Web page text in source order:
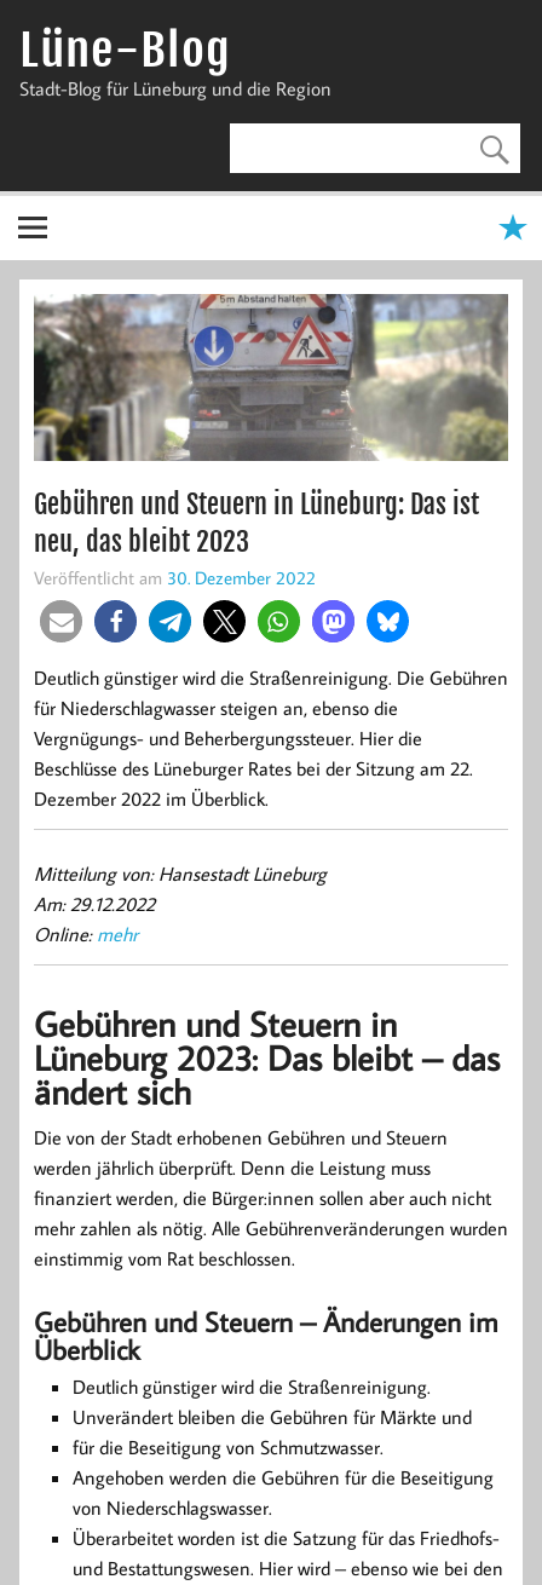
InhaltLüne-Blog
Stadt-Blog für Lüneburg und die Region
Gebühren und Steuern in Lüneburg: Das ist
neu, das bleibt 2023
Veröffentlicht am 30. Dezember 2022
Deutlich günstiger wird die Straßenreinigung. Die Gebühren
für Niederschlagwasser steigen an, ebenso die
Vergnügungs- und Beherbergungssteuer. Hier die
Beschlüsse des Lüneburger Rates bei der Sitzung am 22.
Dezember 2022 im Überblick.
Mitteilung von: Hansestadt Lüneburg
Am: 29.12.2022
Online: mehr
Gebühren und Steuern in
Lüneburg 2023: Das bleibt – das
ändert sich
Die von der Stadt erhobenen Gebühren und Steuern
werden jährlich überprüft. Denn die Leistung muss
finanziert werden, die Bürger:innen sollen aber auch nicht
mehr zahlen als nötig. Alle Gebührenveränderungen wurden
einstimmig vom Rat beschlossen.
Gebühren und Steuern – Änderungen im
Überblick
Deutlich günstiger wird die Straßenreinigung.
Unverändert bleiben die Gebühren für Märkte und
für die Beseitigung von Schmutzwasser.
Angehoben werden die Gebühren für die Beseitigung
von Niederschlagswasser.
Überarbeitet worden ist die Satzung für das Friedhofs-
und Bestattungswesen. Hier wird – ebenso wie bei den